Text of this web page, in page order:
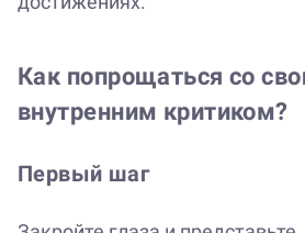
Как попрощаться со
внутренним критиком?
Первый шаг